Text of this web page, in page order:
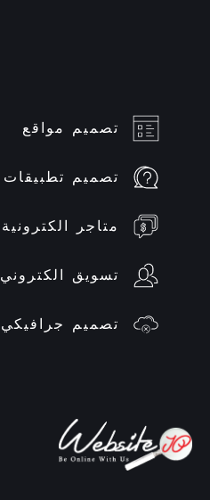
تصميم مواقع
تصميم تطبيقات
متاجر الكترونية
تسويق الكتروني
تصميم جرافيكي